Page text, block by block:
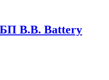
B.B. Battery